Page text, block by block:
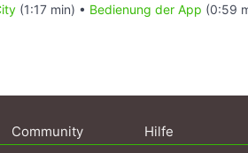
(1:17 min) • Bedienung der App (0:59
Community Hilfe